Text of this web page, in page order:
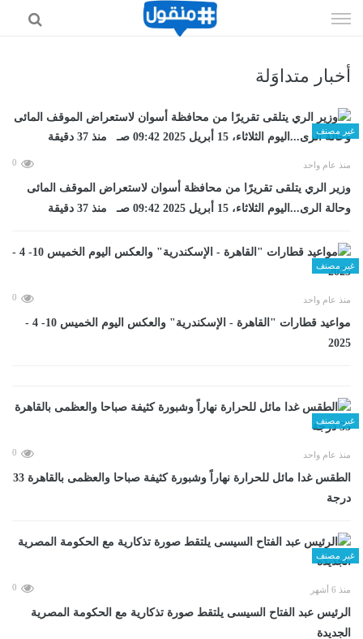
الى
أخبار متداوَلة
غير مصنف
منذ عام واحد 0
وزير الري يتلقى تقريرًا من محافظة أسوان لاستعراض الموقف المائى
وحالة الرى...اليوم الثلاثاء، 15 أبريل 2025 09:42 صـ منذ 37 دقيقة
غير مصنف
منذ عام واحد 0
مواعيد قطارات "القاهرة - الإسكندرية" والعكس اليوم الخميس 10- 4 -
2025
غير مصنف
منذ عام واحد 0
الطقس غدا مائل للحرارة نهاراً وشبورة كثيفة صباحا والعظمى بالقاهرة 33
درجة
غير مصنف
منذ 6 أشهر 0
الرئيس عبد الفتاح السيسى يلتقط صورة تذكارية مع الحكومة المصرية
الجديدة